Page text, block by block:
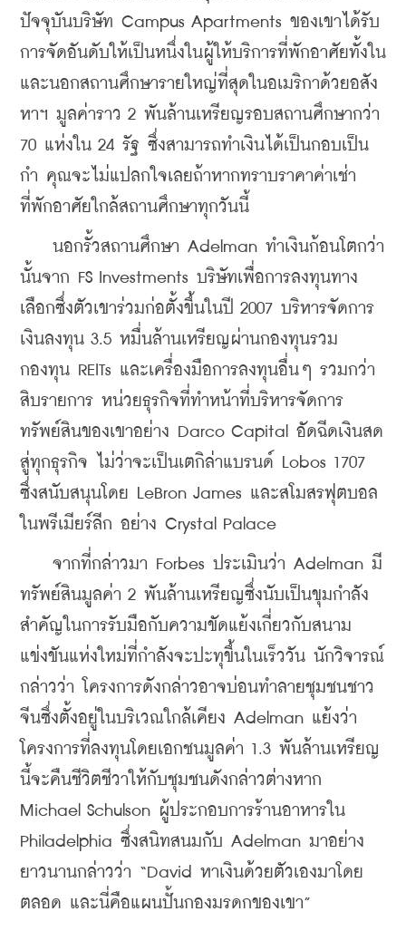
ปัจจุบันบริษัท Campus Apartments ของเขาได้รับ
การจัดอันดับให้เป็นหนึ่งในผู้ให้บริการที่พักอาศัยทั้งใน
และนอกสถานศึกษารายใหญ่ที่สุดในอเมริกาด้วยอสัง
หาฯ มูลค่าราว 2 พันล้านเหรียญรอบสถานศึกษากว่า
70 แห่งใน 24 รัฐ ซึ่งสามารถทำเงินได้เป็นกอบเป็น
กำ คุณจะไม่แปลกใจเลยถ้าหากทราบราคาค่าเช่า
ที่พักอาศัย ใกล้สถานศึกษาทุกวันนี้
นอกรั้วสถานศึกษา Adelman ทำเงินก้อนโตกว่า
นั้นจาก FS Investments บริษัทเพื่อการลงทุนทาง
เลือกซึ่งตัวเขาร่วมก่อตั้งขึ้นในปี 2007 บริหารจัดการ
เงินลงทุน 3.5 หมื่นล้านเหรียญผ่านกองทุนรวม
กองทุน REITs และเครื่องมือการลงทุนอื่นๆ รวมกว่า
สิบรายการ หน่วยธุรกิจที่ทำหน้าที่บริหารจัดการ
ทรัพย์สินของเขาอย่าง Darco Capital อัดฉีดเงินสด
สู่ทุกธุรกิจ ไม่ว่าจะเป็นเตกิล่าแบรนด์ Lobos 1707
ซึ่งสนับสนุนโดย LeBron James และสโมสรฟุตบอล
ในพรีเมียร์ลีก อย่าง Crystal Palace
จากที่กล่าวมา Forbes ประเมินว่า Adelman มี
ทรัพย์สินมูลค่า 2 พันล้านเหรียญซึ่งนับเป็นขุมกำลัง
สำคัญ ในการรับมือกับความขัดแย้งเกี่ยวกับสนาม
แข่งขันแห่งใหม่ที่กำลังจะปะทุขึ้นในเร็ววัน นักวิจารณ์
กล่าวว่า โครงการดังกล่าวอาจบ่อนทำลายชุมชนชาว
จีนซึ่งตั้งอยู่ในบริเวณใกล้เคียง Adelman แย้งว่า
โครงการที่ลงทุนโดยเอกชนมูลค่า 1.3 พันล้านเหรียญ
นี้จะคืนชีวิตชีวาให้กับชุมชนดังกล่าวต่างหาก
Michael Schulson ผู้ประกอบการร้านอาหารใน
Philadelphia ซึ่งสนิทสนมกับ Adelman มาอย่าง
ยาวนานกล่าวว่า “David หาเงินด้วยตัวเองมาโดย
ตลอด และนี่คือแผนปั้นกองมรดกของเขา”